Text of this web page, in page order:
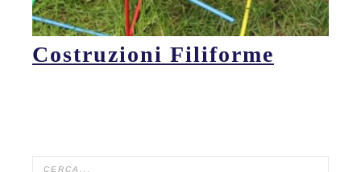
Costruzioni Filiforme